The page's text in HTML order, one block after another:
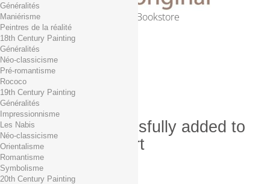
Online Art Bookstore
Cart (empty)
No products
Free shipping!
0,00 € Total
Check out
Product successfully added to
your shopping cart
Quantity
Total
Généralités
Maniérisme
Peintres de la réalité
18th Century Painting
Généralités
Néo-classicisme
Pré-romantisme
Rococo
19th Century Painting
Généralités
Impressionnisme
Les Nabis
Néo-classicisme
Orientalisme
Romantisme
Symbolisme
20th Century Painting